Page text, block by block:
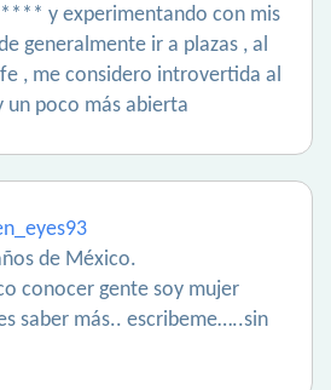
y experimentando con mis
generalmente ir a plazas , al
, me considero introvertida al
un poco más abierta
de México.
conocer gente soy mujer
saber más.. escribeme…..sin